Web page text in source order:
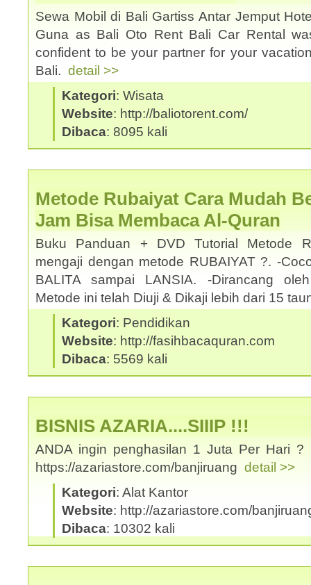
Sewa Mobil di Bali Gartiss Antar Jemput
Guna as Bali Oto Rent Bali Car Rental
confident to be your partner for your
Bali. detail >>
Kategori: Wisata
Website: http://baliotorent.com/
Dibaca: 8095 kali
Metode Rubaiyat Cara Mudah
Jam Bisa Membaca Al-Quran
Buku Panduan + DVD Tutorial Metode
mengaji dengan metode RUBAIYAT ?. -
BALITA sampai LANSIA. -Dirancang
Metode ini telah Diuji & Dikaji lebih dari 15
Kategori: Pendidikan
Website: http://fasihbacaquran.com
Dibaca: 5569 kali
BISNIS AZARIA....SIIIP !!!
ANDA ingin penghasilan 1 Juta Per Hari ?
https://azariastore.com/banjiruang detail >>
Kategori: Alat Kantor
Website: http://azariastore.com/
Dibaca: 10302 kali